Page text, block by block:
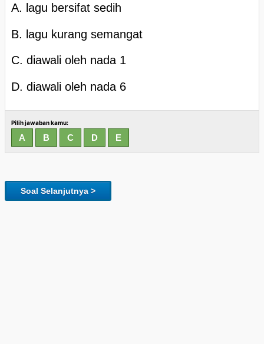
A. lagu bersifat sedih
B. lagu kurang semangat
C. diawali oleh nada 1
D. diawali oleh nada 6
Pilih jawaban kamu:
Soal Selanjutnya >